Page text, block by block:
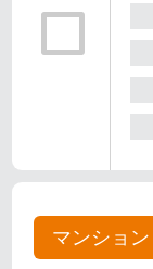
マンション